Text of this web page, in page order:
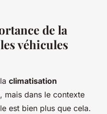
de la
véhicules
climatisation
mais dans le contexte
est bien plus que cela.